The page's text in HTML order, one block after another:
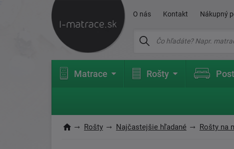
O nás Kontakt Nákupný
Matrace Rošty
Rošty Najčastejšie hľadané Rošty na